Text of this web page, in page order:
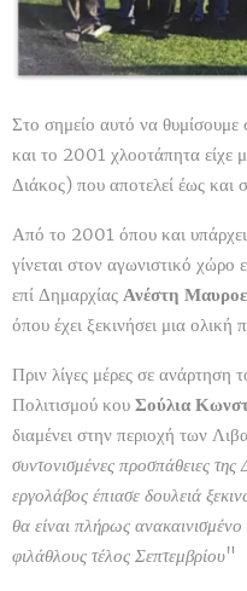
Στο σημείο αυτό να θυμίσουμε
και το 2001 χλοοτάπητα είχε
Διάκος) που αποτελεί έως
Από το 2001 όπου και
γίνεται στον αγωνιστικό
επί Δημαρχίας Ανέστη
όπου έχει ξεκινήσει μια
Πριν λίγες μέρες σε
Πολιτισμού κου Σούλια
διαμένει στην περιοχή των
συντονισμένες προσπάθειες
εργολάβος έπιασε δουλειά
θα είναι πλήρως ανακαινισμένο
φιλάθλους τέλος Σεπτεμβρίου"